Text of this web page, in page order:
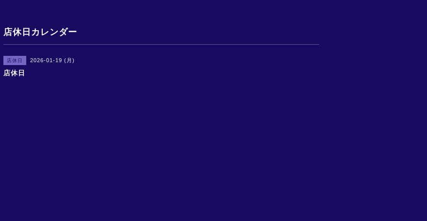
店休日カレンダー
店休日 2026-01-19 (月)
店休日